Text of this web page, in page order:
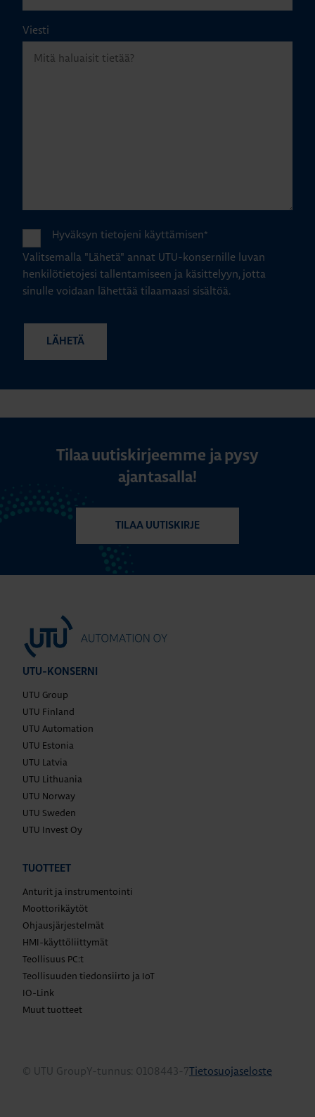
Viesti
Hyväksyn tietojeni käyttämisen*
Valitsemalla "Lähetä" annat UTU-konsernille luvan
henkilötietojesi tallentamiseen ja käsittelyyn, jotta
sinulle voidaan lähettää tilaamaasi sisältöä.
Tilaa uutiskirjeemme ja pysy
ajantasalla!
TILAA UUTISKIRJE
UTU-KONSERNI
UTU Group
UTU Finland
UTU Automation
UTU Estonia
UTU Latvia
UTU Lithuania
UTU Norway
UTU Sweden
UTU Invest Oy
TUOTTEET
Anturit ja instrumentointi
Moottorikäytöt
Ohjausjärjestelmät
HMI-käyttöliittymät
Teollisuus PC:t
Teollisuuden tiedonsiirto ja IoT
IO-Link
Muut tuotteet
© UTU GroupY-tunnus: 0108443-7Tietosuojaseloste